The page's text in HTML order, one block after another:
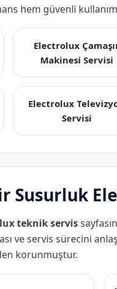
hem güvenli kullanım
Electrolux
Makinesi Servisi
Electrolux
Servisi
Susurluk
teknik servis
ve servis sürecini
korunmuştur.